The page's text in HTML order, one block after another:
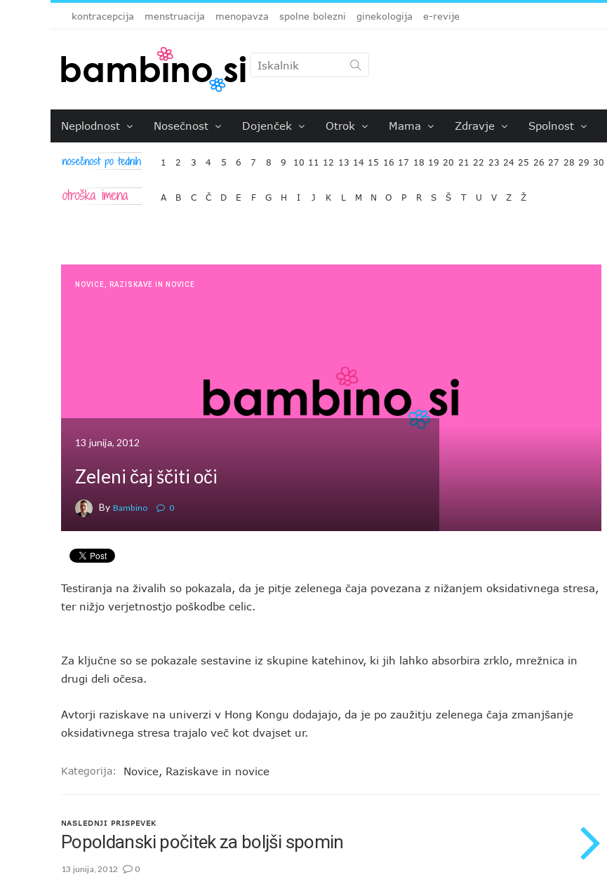
kontracepcija menstruacija menopavza spolne bolezni ginekologija e-revije
Neplodnost Nosečnost Dojenček Otrok Mama Zdravje Spolnost
1 2 3 4 5 6 7 8 9 10 11 12 13 14 15 16 17 18 19 20 21 22 23 24 25 26 27 28 29 30
A B C Č D E F G H I J K L M N O P R S Š T U V Z Ž
NOVICE RAZISKAVE IN NOVICE
13 junija, 2012
Zeleni čaj ščiti oči
By Bambino 0
Testiranja na živalih so pokazala, da je pitje zelenega čaja povezana z nižanjem oksidativnega stresa,
ter nižjo verjetnostjo poškodbe celic.
Za ključne so se pokazale sestavine iz skupine katehinov, ki jih lahko absorbira zrklo, mrežnica in
drugi deli očesa.
Avtorji raziskave na univerzi v Hong Kongu dodajajo, da je po zaužitju zelenega čaja zmanjšanje
oksidativnega stresa trajalo več kot dvajset ur.
Kategorija: Novice, Raziskave in novice
NASLEDNJI PRISPEVEK
Popoldanski počitek za boljši spomin
13 junija, 2012 0